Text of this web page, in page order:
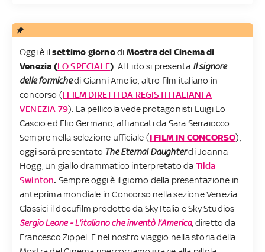
Oggi è ilsettimo giornodi Mostra del Cinema di
Venezia (LO SPECIALE) . Al Lido si presenta Il signore
delle formichedi Gianni Amelio, altro film italiano in
concorso (I FILM DIRETTI DA REGISTI ITALIANI A
VENEZIA 79). La pellicola vede protagonisti Luigi Lo
Cascio ed Elio Germano, affiancati da Sara Serraiocco.
Sempre nella selezione ufficiale (I FILM IN CONCORSO),
oggi sarà presentato The Eternal Daughterdi Joanna
Hogg, un giallo drammatico interpretato da Tilda
Swinton. Sempre oggi è il giorno della presentazione in
anteprima mondiale in Concorso nella sezione Venezia
Classici il docufilm prodotto da Sky Italia e Sky Studios
Sergio Leone - L'italiano che inventò l'America, diretto da
Francesco Zippel. E nel nostro viaggio nella storia della